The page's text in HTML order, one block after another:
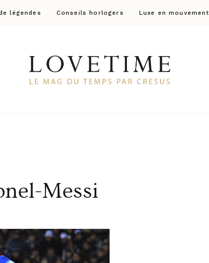
légendes Conseils horlogers Luxe en mouvement
Messi